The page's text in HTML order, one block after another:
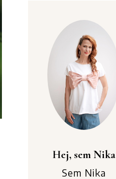
Hej, sem Nika
Sem Nika